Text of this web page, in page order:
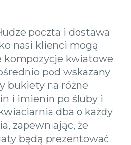
poczta i dostawa
nasi klienci mogą
kompozycje kwiatowe
pod wskazany
bukiety na różne
i imienin po śluby i
dba o każdy
zapewniając, że
będą prezentować